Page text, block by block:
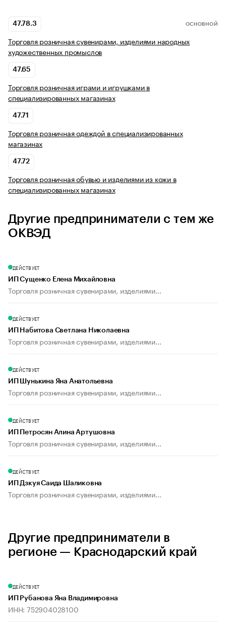
47.78.3 ОСНОВНОЙ
Торговля розничная сувенирами, изделиями народных
художественных промыслов
47.65
Торговля розничная играми и игрушками в
специализированных магазинах
47.71
Торговля розничная одеждой в специализированных
магазинах
47.72
Торговля розничная обувью и изделиями из кожи в
специализированных магазинах
Другие предприниматели с тем же
ОКВЭД
ДЕЙСТВУЕТ
ИП Сущенко Елена Михайловна
Торговля розничная сувенирами, изделиями...
ДЕЙСТВУЕТ
ИП Набитова Светлана Николаевна
Торговля розничная сувенирами, изделиями...
ДЕЙСТВУЕТ
ИП Шунькина Яна Анатольевна
Торговля розничная сувенирами, изделиями...
ДЕЙСТВУЕТ
ИП Петросян Алина Артушовна
Торговля розничная сувенирами, изделиями...
ДЕЙСТВУЕТ
ИП Дзкуя Саида Шаликовна
Торговля розничная сувенирами, изделиями...
Другие предприниматели в
регионе — Краснодарский край
ДЕЙСТВУЕТ
ИП Рубанова Яна Владимировна
ИНН: 752904028100